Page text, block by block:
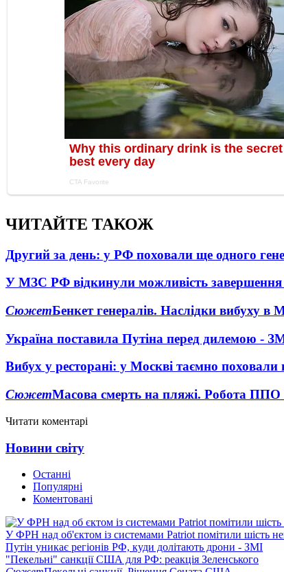
ЧИТАЙТЕ ТАКОЖ
Другий за день: у РФ поховали ще одного
У МЗС РФ відкинули можливість завершення
СюжетБенкет генералів. Наслідки вибуху в
Україна поставила Путіна перед дилемою -
Вибух у ресторані: у Москві таємно поховали
СюжетМасова смерть на пляжі. Робота ППО
Читати коментарі
Новини світу
Останні
Популярні
Коментовані
У ФРН над об'єктом із системами Patriot помітили шість
Путін уникає регіонів РФ, куди долітають дрони - ЗМІ
"Пекельні" санкції США для РФ: реакція Зеленського